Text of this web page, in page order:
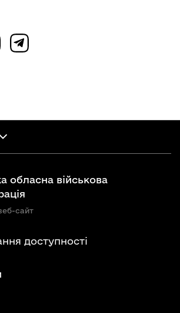
обласна військова
сайт
доступності